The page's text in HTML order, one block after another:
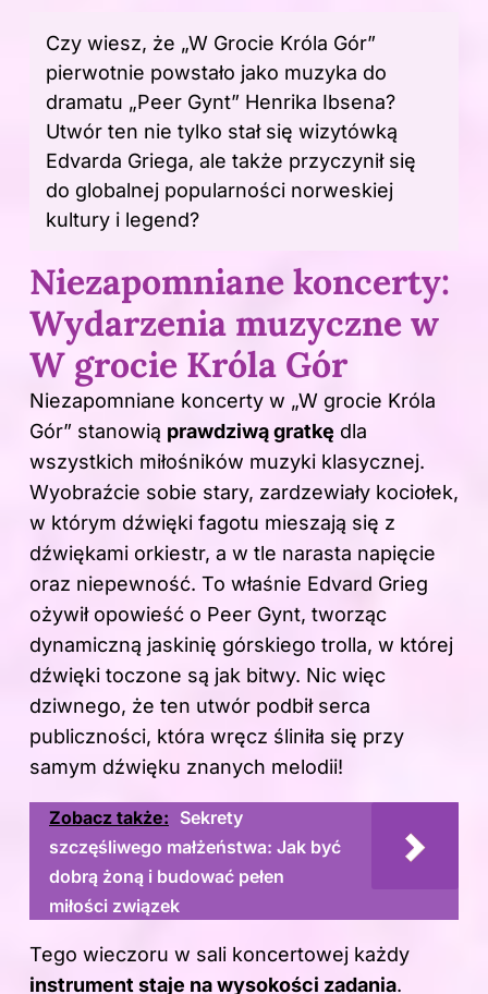
Czy wiesz, że „W Grocie Króla Gór”
pierwotnie powstało jako muzyka do
dramatu „Peer Gynt” Henrika Ibsena?
Utwór ten nie tylko stał się wizytówką
Edvarda Griega, ale także przyczynił się
do globalnej popularności norweskiej
kultury i legend?
Niezapomniane koncerty:
Wydarzenia muzyczne w
W grocie Króla Gór
Niezapomniane koncerty w „W grocie Króla
Gór” stanowią prawdziwą gratkę dla
wszystkich miłośników muzyki klasycznej.
Wyobraźcie sobie stary, zardzewiały kociołek,
w którym dźwięki fagotu mieszają się z
dźwiękami orkiestr, a w tle narasta napięcie
oraz niepewność. To właśnie Edvard Grieg
ożywił opowieść o Peer Gynt, tworząc
dynamiczną jaskinię górskiego trolla, w której
dźwięki toczone są jak bitwy. Nic więc
dziwnego, że ten utwór podbił serca
publiczności, która wręcz śliniła się przy
samym dźwięku znanych melodii!
Zobacz także: Sekrety
szczęśliwego małżeństwa: Jak być
dobrą żoną i budować pełen
miłości związek
Tego wieczoru w sali koncertowej każdy
instrument staje na wysokości zadania.